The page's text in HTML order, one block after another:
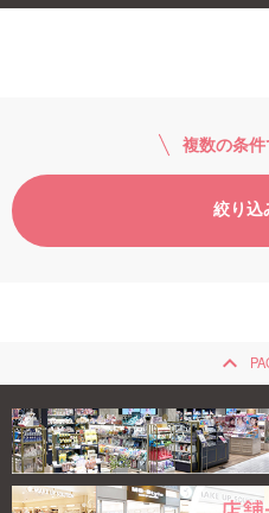
ログイン・新規会員登録
複数の条
絞り込
keyboard_arrow_up